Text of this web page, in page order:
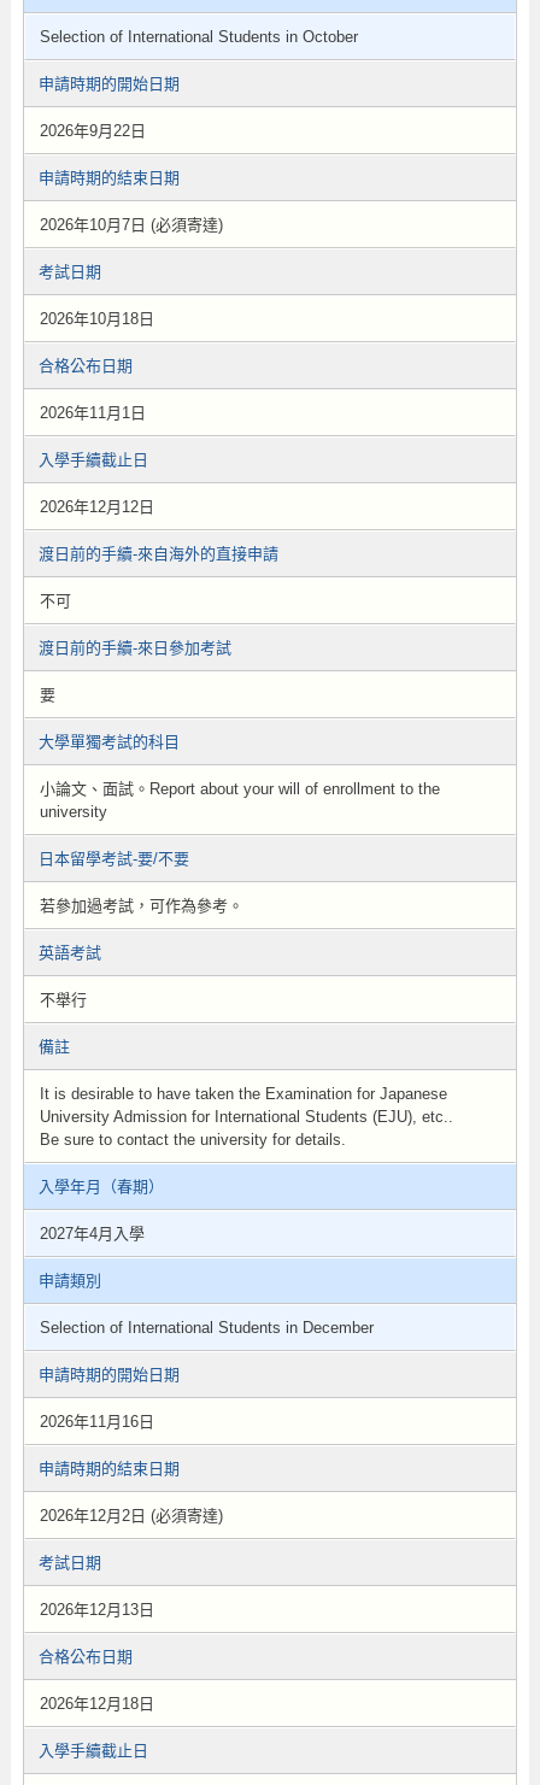
Selection of International Students in October
申請時期的開始日期
2026年9月22日
申請時期的結束日期
2026年10月7日 (必須寄達)
考試日期
2026年10月18日
合格公布日期
2026年11月1日
入學手續截止日
2026年12月12日
渡日前的手續-來自海外的直接申請
不可
渡日前的手續-來日參加考試
要
大學單獨考試的科目
小論文、面試。Report about your will of enrollment to the
university
日本留學考試-要/不要
若參加過考試，可作為參考。
英語考試
不舉行
備註
It is desirable to have taken the Examination for Japanese
University Admission for International Students (EJU), etc..
Be sure to contact the university for details.
入學年月（春期）
2027年4月入學
申請類別
Selection of International Students in December
申請時期的開始日期
2026年11月16日
申請時期的結束日期
2026年12月2日 (必須寄達)
考試日期
2026年12月13日
合格公布日期
2026年12月18日
入學手續截止日